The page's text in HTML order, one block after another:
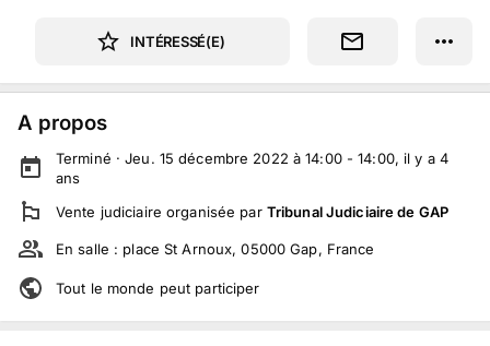
INTÉRESSÉ(E)
A propos
Terminé ·Jeu. 15 décembre 2022 à 14:00 - 14:00, il y a 4
ans
Vente judiciaire organisée par Tribunal Judiciaire de GAP
En salle : place St Arnoux, 05000 Gap, France
Tout le monde peut participer